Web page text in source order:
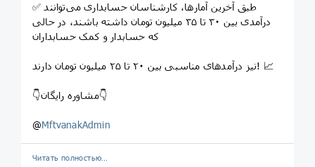
✅ طبق آخرین آمارها، کارشناسان حسابداری می‌توانند
درآمدی بین ۳۰ تا ۳۵ میلیون تومان داشته باشند، در حالی
نیز درآمدهای مناسبی بین ۲۰ تا ۲۵ میلیون تومان دارند! 📈‌‌
👇مشاوره رایگان👇‌
@MftvanakAdmin
Читать полностью…